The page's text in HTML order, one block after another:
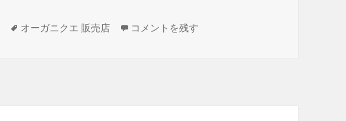
タ
オーガニクエ 販売店 掲載されている口コミで確認しておきたいのは…
コメントを残す